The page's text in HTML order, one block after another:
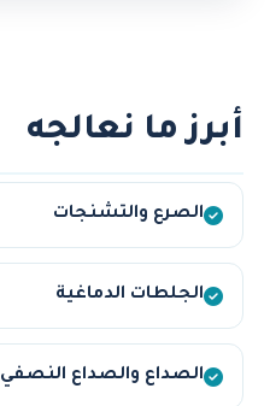
أبرز ما نعالجه
الصرع والتشنجات
الجلطات الدماغية
الصداع والصداع النصفي